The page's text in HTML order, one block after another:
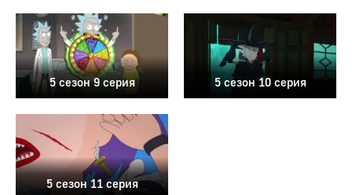
5 сезон 9 серия 5 сезон 10 серия
5 сезон 11 серия